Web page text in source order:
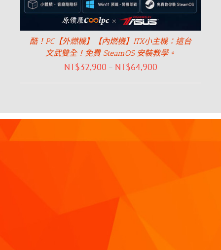
酷！PC【外燃機】【內燃機】ITX小主機：這台
文武雙全！免費 SteamOS 安裝教學。
NT$32,900 – NT$64,900